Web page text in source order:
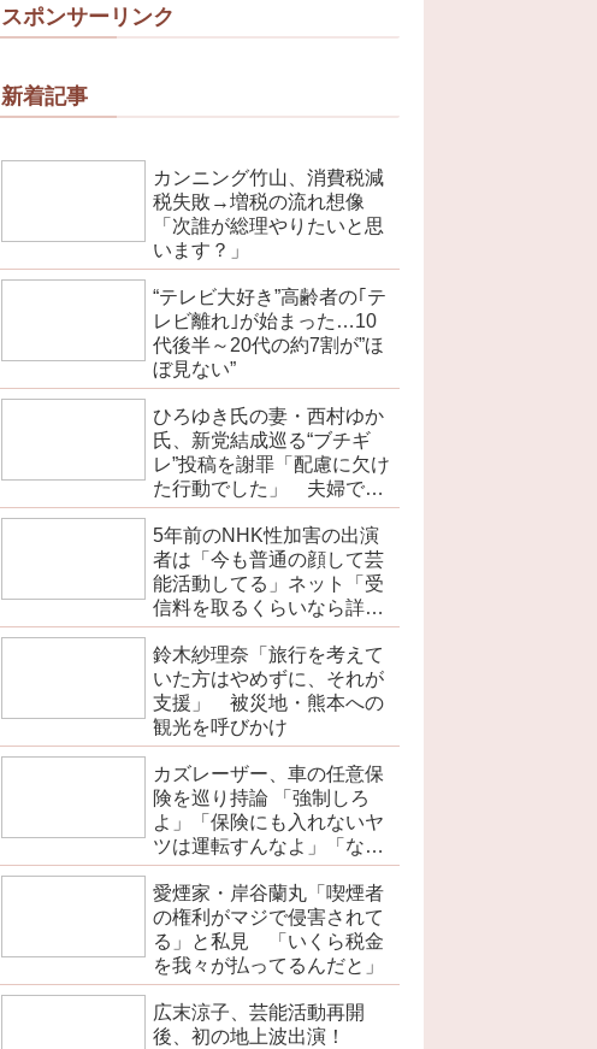
スポンサーリンク
新着記事
カンニング竹山、消費税減
税失敗→増税の流れ想像
「次誰が総理やりたいと思
います？」
“テレビ大好き”高齢者の｢テ
レビ離れ｣が始まった…10
代後半～20代の約7割が”ほ
ぼ見ない”
ひろゆき氏の妻・西村ゆか
氏、新党結成巡る“ブチギ
レ”投稿を謝罪「配慮に欠け
た行動でした」 夫婦で投
稿
5年前のNHK性加害の出演
者は「今も普通の顔して芸
能活動してる」ネット「受
信料を取るくらいなら詳細
を伝えよ」
鈴木紗理奈「旅行を考えて
いた方はやめずに、それが
支援」 被災地・熊本への
観光を呼びかけ
カズレーザー、車の任意保
険を巡り持論 「強制しろ
よ」「保険にも入れないヤ
ツは運転すんなよ」「なん
で法律を改正しないの？」
愛煙家・岸谷蘭丸「喫煙者
の権利がマジで侵害されて
る」と私見 「いくら税金
を我々が払ってるんだと」
広末涼子、芸能活動再開
後、初の地上波出演！